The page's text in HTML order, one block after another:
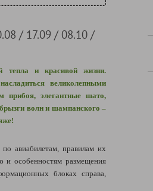
/ 17.09 / 08.10 /
тепла и красивой жизни.
великолепными
элегантные шато,
волн и шампанского –
авиабилетам, правилам их
и особенностям размещения
блоках справа,